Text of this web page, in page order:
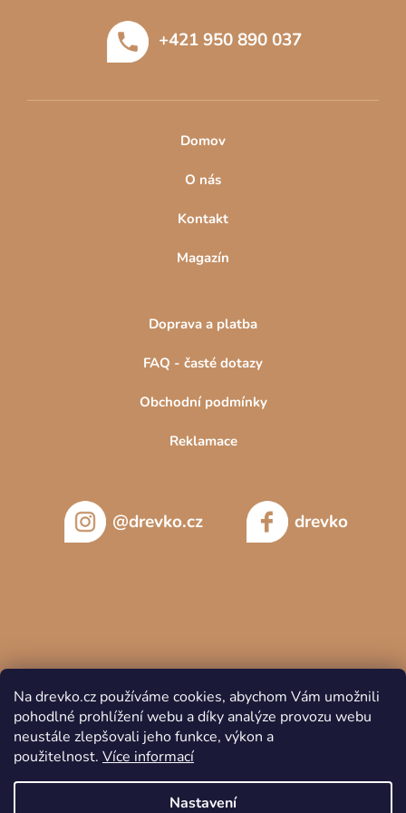
Na drevko.cz používáme cookies, abychom Vám umožnili
pohodlné prohlížení webu a díky analýze provozu webu
neustále zlepšovali jeho funkce, výkon a
použitelnost. Více informací
Nastavení
v
i
u
+421 950 890 037
Domov
O nás
Kontakt
Magazín
Doprava a platba
FAQ - časté dotazy
Obchodní podmínky
Reklamace
@drevko.cz drevko